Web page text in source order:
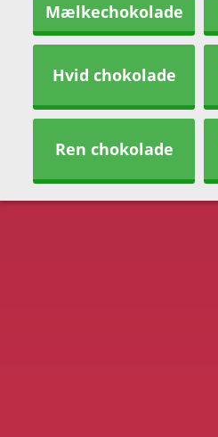
Mælkechokolade
Hvid chokolade
Ren chokolade